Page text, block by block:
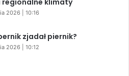
regionalne klimaty
2026 | 10:16
zjadał piernik?
2026 | 10:12